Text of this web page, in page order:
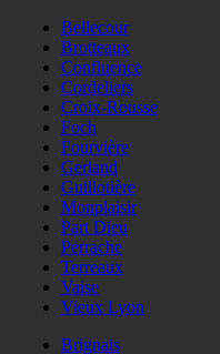
Bellecour
Brotteaux
Confluence
Cordeliers
Croix-Rousse
Foch
Fourvière
Gerland
Guillotière
Monplaisir
Part Dieu
Perrache
Terreaux
Vaise
Vieux Lyon
Brignais